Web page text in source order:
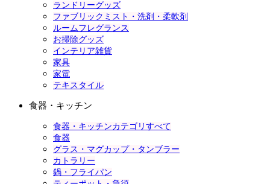
ランドリーグッズ
ファブリックミスト・洗剤・柔軟剤
ルームフレグランス
お掃除グッズ
インテリア雑貨
家具
家電
テキスタイル
食器・キッチン
食器・キッチンカテゴリすべて
食器
グラス・マグカップ・タンブラー
カトラリー
鍋・フライパン